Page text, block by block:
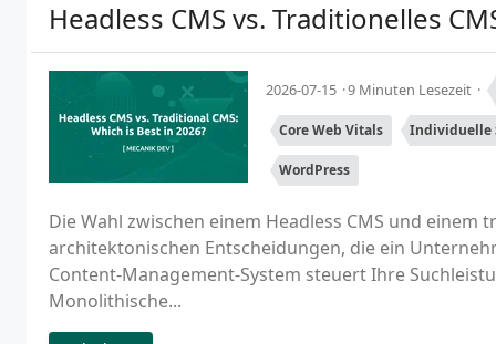
Headless CMS vs. Traditionelles
2026-07-15 9 Minuten Lesezeit
Core Web Vitals Individuelle
WordPress
Die Wahl zwischen einem Headless CMS und
architektonischen Entscheidungen, die ein
Content-Management-System steuert Ihre
Monolithische...